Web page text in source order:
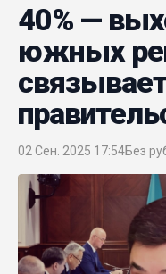
40% —
южных
02 Сен. 2025 17:54Без